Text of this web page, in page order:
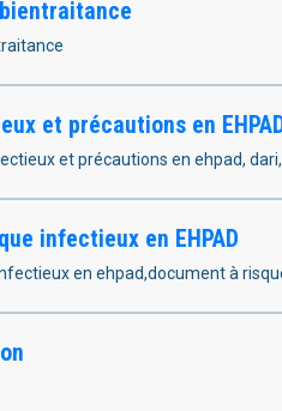
et précautions en
et précautions en ehpad,
infectieux en EHPAD
en ehpad,document à